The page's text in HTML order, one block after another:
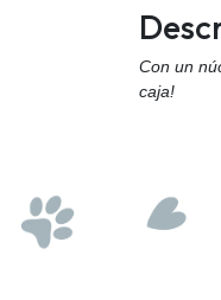
Con un
caja!